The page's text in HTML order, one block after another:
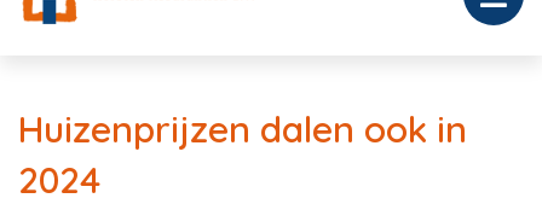
Huizenprijzen dalen ook in
2024